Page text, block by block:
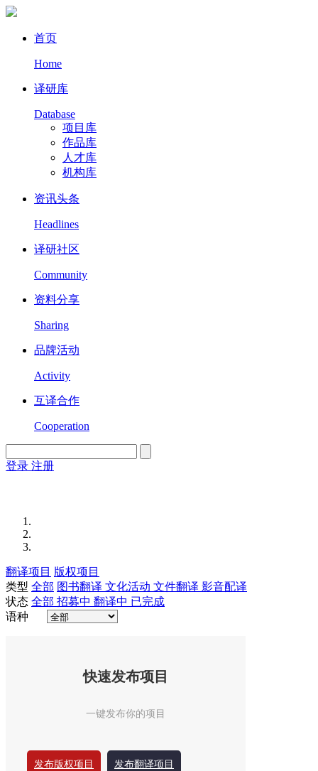
首页
Home
译研库
Database
项目库
作品库
人才库
机构库
资讯头条
Headlines
译研社区
Community
资料分享
Sharing
品牌活动
Activity
互译合作
Cooperation
登录 注册
翻译项目 版权项目
类型 全部 图书翻译 文化活动 文件翻译 影音配译
状态 全部 招募中 翻译中 已完成
语种
快速发布项目
一键发布你的项目
发布版权项目 发布翻译项目